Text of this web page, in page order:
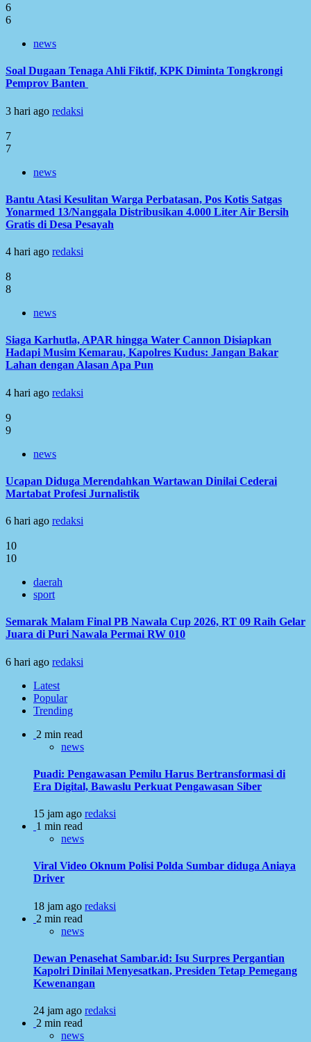
6
6
news
Soal Dugaan Tenaga Ahli Fiktif, KPK Diminta Tongkrongi
Pemprov Banten
3 hari ago redaksi
7
7
news
Bantu Atasi Kesulitan Warga Perbatasan, Pos Kotis Satgas
Yonarmed 13/Nanggala Distribusikan 4.000 Liter Air Bersih
Gratis di Desa Pesayah
4 hari ago redaksi
8
8
news
Siaga Karhutla, APAR hingga Water Cannon Disiapkan
Hadapi Musim Kemarau, Kapolres Kudus: Jangan Bakar
Lahan dengan Alasan Apa Pun
4 hari ago redaksi
9
9
news
Ucapan Diduga Merendahkan Wartawan Dinilai Cederai
Martabat Profesi Jurnalistik
6 hari ago redaksi
10
10
daerah
sport
Semarak Malam Final PB Nawala Cup 2026, RT 09 Raih Gelar
Juara di Puri Nawala Permai RW 010
6 hari ago redaksi
Latest
Popular
Trending
2 min read
news
Puadi: Pengawasan Pemilu Harus Bertransformasi di
Era Digital, Bawaslu Perkuat Pengawasan Siber
15 jam ago redaksi
1 min read
news
Viral Video Oknum Polisi Polda Sumbar diduga Aniaya
Driver
18 jam ago redaksi
2 min read
news
Dewan Penasehat Sambar.id: Isu Surpres Pergantian
Kapolri Dinilai Menyesatkan, Presiden Tetap Pemegang
Kewenangan
24 jam ago redaksi
2 min read
news